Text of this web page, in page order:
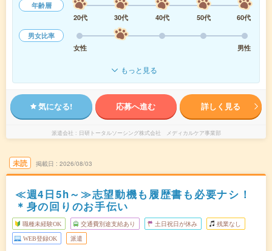
年齢層
20代
30代 40代 50代
60代
男女比率
女性
男性
もっと見る
気になる! 応募へ進む 詳しく見る
派遣会社 日研トータルソーシング株式会社 メディカルケア事業部
未読 掲載日 2026/08/03
≪週4日5h～≫志望動機も履歴書も必要ナシ！
＊身の回りのお手伝い
職種未経験OK 交通費別途支給あり 土日祝日が休み 残業なし
WEB登録OK 派遣